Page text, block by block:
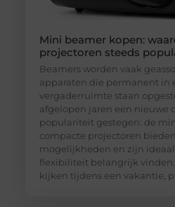
Mini beamer kopen:
projectoren steeds
Beamers worden vaak
apparaten die permanent in
vergaderruimte staan
afgelopen jaren een nieuwe
populariteit gestegen: de
compacte projectoren
mogelijkheden en zijn
flexibiliteit belangrijk
kijken tijdens een vakantie,